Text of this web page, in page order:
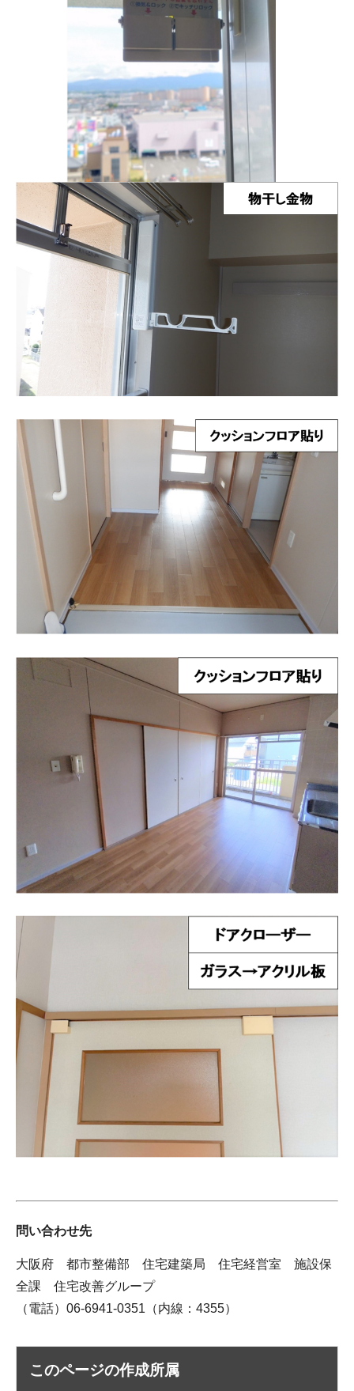
問い合わせ先
大阪府 都市整備部 住宅建築局 住宅経営室 施設保
全課 住宅改善グループ
（電話）06-6941-0351（内線：4355）
このページの作成所属